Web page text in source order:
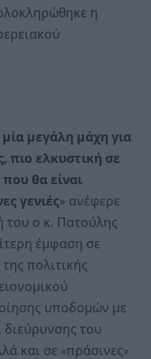
η
μεγάλη μάχη για
πιο ελκυστική σε
θα είναι
γενιές» ανέφερε
του ο κ. Πατούλης
έμφαση σε
πολιτικής
υποδομών με
του
και σε «πράσινες»